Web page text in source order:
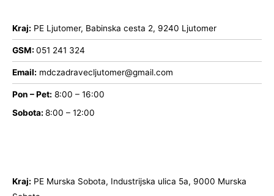
Kraj: PE Ljutomer, Babinska cesta 2, 9240 Ljutomer
GSM: 051 241 324
Email: mdczadravecljutomer@gmail.com
Pon – Pet: 8:00 – 16:00
Sobota: 8:00 – 12:00
Kraj: PE Murska Sobota, Industrijska ulica 5a, 9000 Murska